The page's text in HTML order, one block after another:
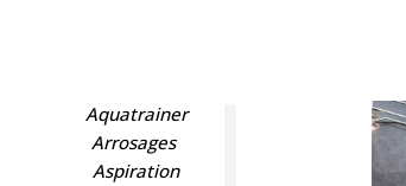
Aquatrainer
Arrosages
Aspiration